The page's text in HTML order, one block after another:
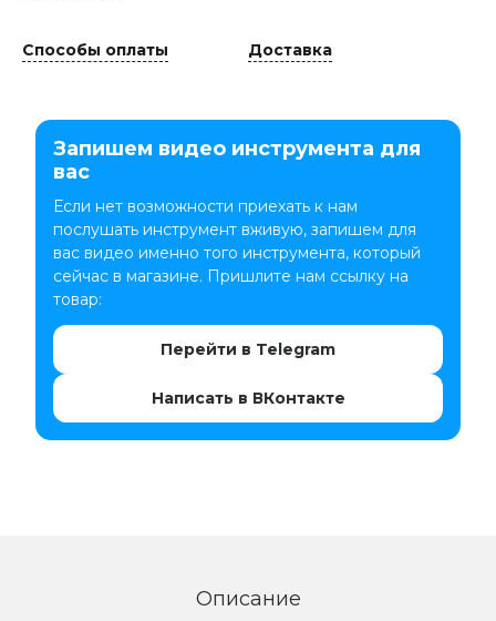
Способы оплаты Доставка
Запишем видео инструмента для
вас
Если нет возможности приехать к нам
послушать инструмент вживую, запишем для
вас видео именно того инструмента, который
сейчас в магазине. Пришлите нам ссылку на
товар:
Перейти в Telegram
Написать в ВКонтакте
Описание